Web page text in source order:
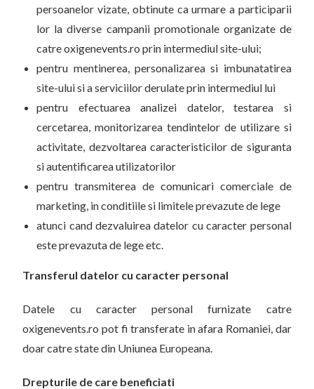
persoanelor vizate, obtinute ca urmare a participarii
lor la diverse campanii promotionale organizate de
catre oxigenevents.ro prin intermediul site-ului;
pentru mentinerea, personalizarea si imbunatatirea
site-ului si a serviciilor derulate prin intermediul lui
pentru efectuarea analizei datelor, testarea si
cercetarea, monitorizarea tendintelor de utilizare si
activitate, dezvoltarea caracteristicilor de siguranta
si autentificarea utilizatorilor
pentru transmiterea de comunicari comerciale de
marketing, in conditiile si limitele prevazute de lege
atunci cand dezvaluirea datelor cu caracter personal
este prevazuta de lege etc.
Transferul datelor cu caracter personal
Datele cu caracter personal furnizate catre
oxigenevents.ro pot fi transferate in afara Romaniei, dar
doar catre state din Uniunea Europeana.
Drepturile de care beneficiati